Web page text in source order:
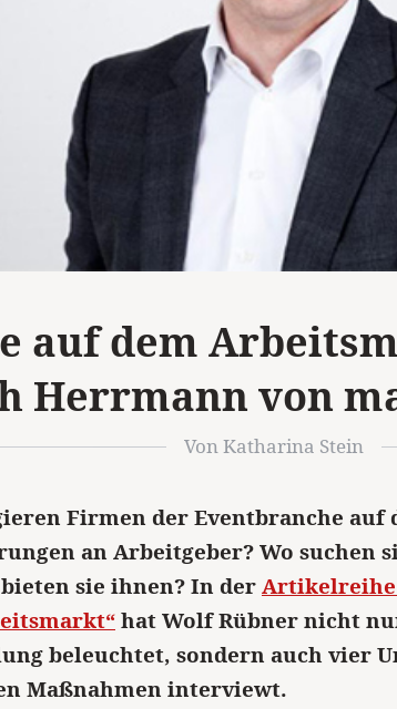
auf dem
Herrmann von
Von Katharina Stein
Firmen der Eventbranche auf
an Arbeitgeber? Wo suchen
sie ihnen? In derArtikelreihe
hat Wolf Rübner nicht
beleuchtet, sondern auch vier
Maßnahmen interviewt.